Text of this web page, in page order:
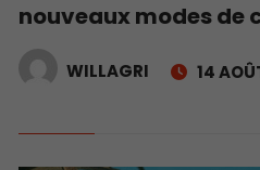
nouveaux modes de
WILLAGRI 14